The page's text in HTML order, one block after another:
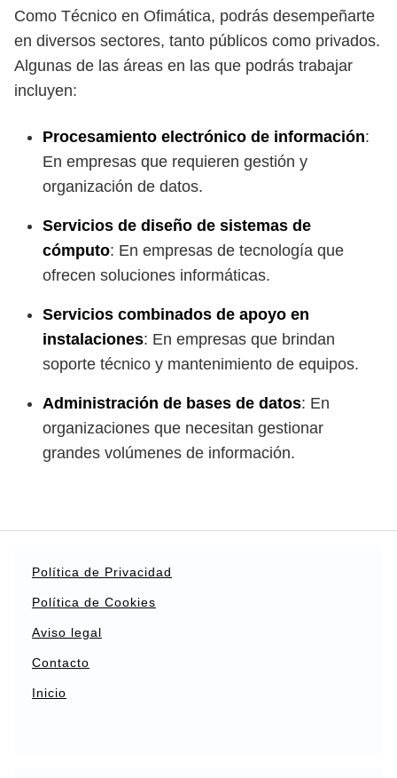
Como Técnico en Ofimática, podrás desempeñarte
en diversos sectores, tanto públicos como privados.
Algunas de las áreas en las que podrás trabajar
incluyen:
Procesamiento electrónico de información:
En empresas que requieren gestión y
organización de datos.
Servicios de diseño de sistemas de
cómputo: En empresas de tecnología que
ofrecen soluciones informáticas.
Servicios combinados de apoyo en
instalaciones: En empresas que brindan
soporte técnico y mantenimiento de equipos.
Administración de bases de datos: En
organizaciones que necesitan gestionar
grandes volúmenes de información.
Política de Privacidad
Política de Cookies
Aviso legal
Contacto
Inicio